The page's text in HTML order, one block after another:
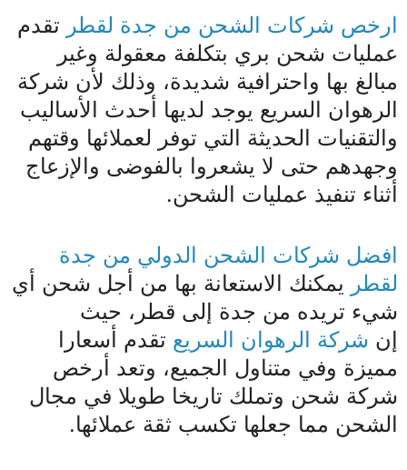
ارخص شركات الشحن من جدة لقطر تقدم
عمليات شحن بري بتكلفة معقولة وغير
مبالغ بها واحترافية شديدة، وذلك لأن شركة
الرهوان السريع يوجد لديها أحدث الأساليب
والتقنيات الحديثة التي توفر لعملائها وقتهم
وجهدهم حتى لا يشعروا بالفوضى والإزعاج
أثناء تنفيذ عمليات الشحن.
افضل شركات الشحن الدولي من جدة
لقطر يمكنك الاستعانة بها من أجل شحن أي
شيء تريده من جدة إلى قطر، حيث
إن شركة الرهوان السريع تقدم أسعارا
مميزة وفي متناول الجميع، وتعد أرخص
شركة شحن وتملك تاريخا طويلا في مجال
الشحن مما جعلها تكسب ثقة عملائها.